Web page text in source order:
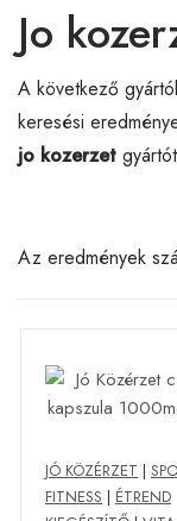
Jo
A következő
keresési
jo kozerzet
Az eredmények
JÓ KÖZÉRZET |
FITNESS | ÉTREND